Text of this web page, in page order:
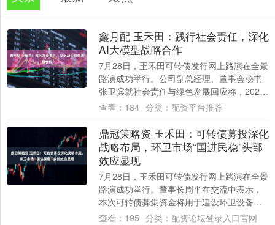
鑫月配 玉禾田：践行社会责任，深化
AI大模型战略合作
7月28日，玉禾田可转债发行网上路演在全景
路演成功举行。公司副总经理、董事会秘书
张卫滨就社会责任与绿色发展回应称，2025
年公司以“精准捐赠、多元覆盖、持续赋能....
查看： 184 分类： 配资平台推荐
鼎冠策略资 玉禾田：可转债募投深化
战略布局，环卫市场“国进民稳”头部
效应显现
7月28日，玉禾田可转债发行网上路演在全景
路演成功举行。董事长周平在交流中表示，
本次可转债募集资金将用于建设环卫设备配
置中心项目，实现设备集中采购、统一配
查看： 195 分类： 配资论坛登录入口官网